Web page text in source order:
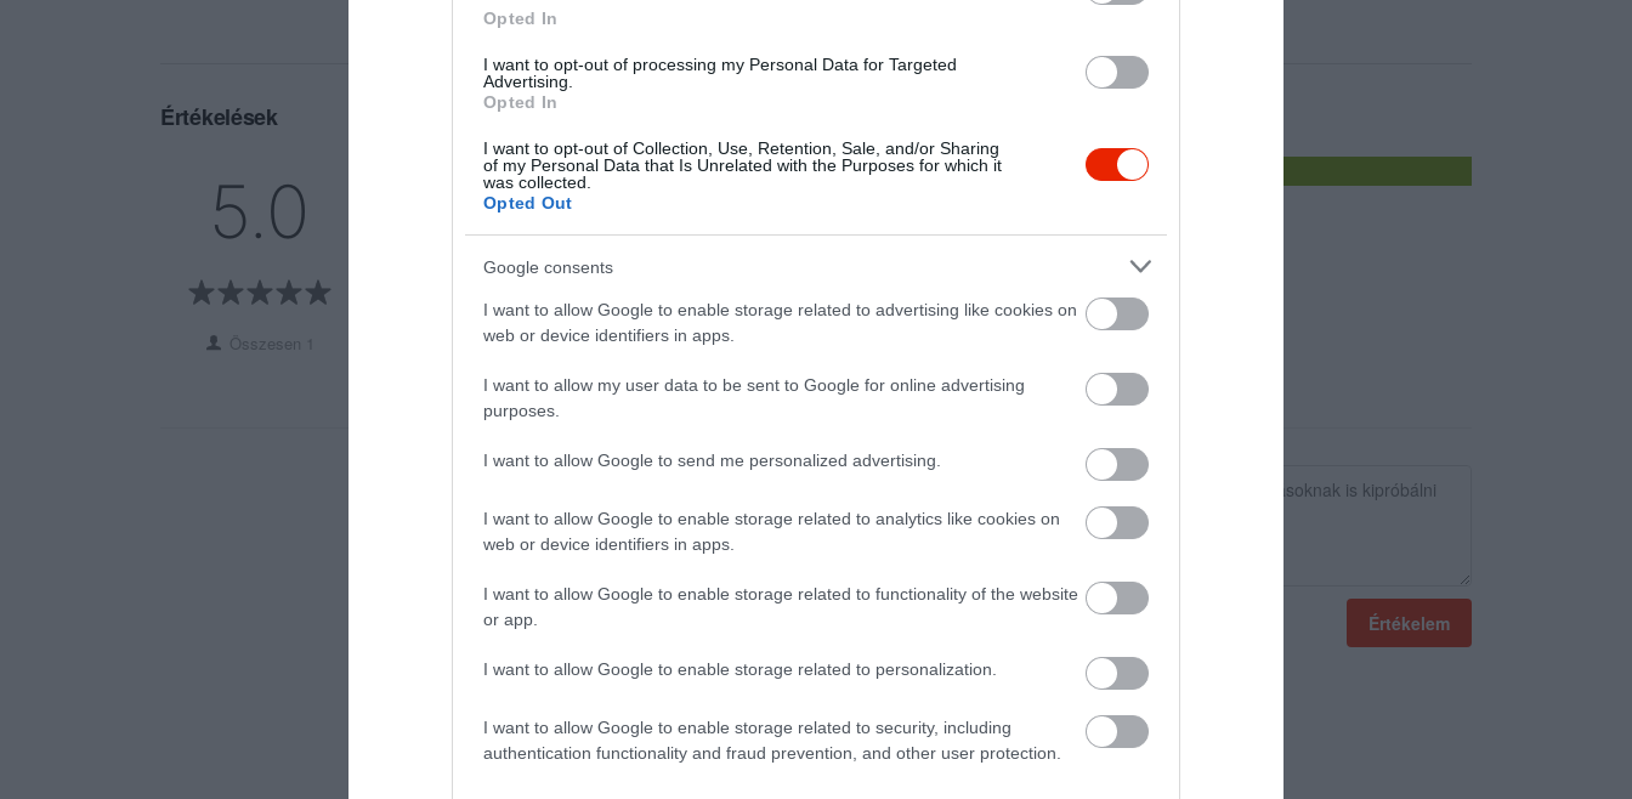
Opted In
I want to opt-out of processing my Personal Data for Targeted
Advertising.
Opted In
I want to opt-out of Collection, Use, Retention, Sale, and/or Sharing
of my Personal Data that Is Unrelated with the Purposes for which it
was collected.
Opted Out
Google consents
I want to allow Google to enable storage related to advertising like cookies on
web or device identifiers in apps.
I want to allow my user data to be sent to Google for online advertising
purposes.
I want to allow Google to send me personalized advertising.
I want to allow Google to enable storage related to analytics like cookies on
web or device identifiers in apps.
I want to allow Google to enable storage related to functionality of the website
or app.
I want to allow Google to enable storage related to personalization.
I want to allow Google to enable storage related to security, including
authentication functionality and fraud prevention, and other user protection.
Értékelések
5.0
Összesen 1
Értékelem